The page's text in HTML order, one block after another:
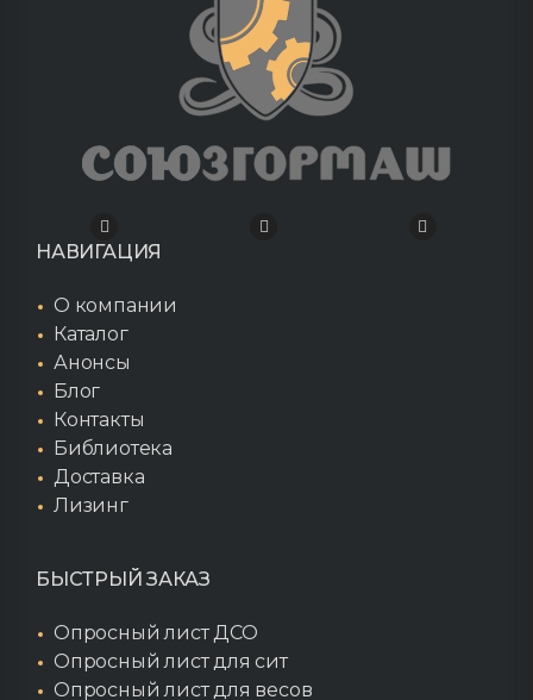
НАВИГАЦИЯ
О компании
Каталог
Анонсы
Блог
Контакты
Библиотека
Доставка
Лизинг
БЫСТРЫЙ ЗАКАЗ
Опросный лист ДСО
Опросный лист для сит
Опросный лист для весов